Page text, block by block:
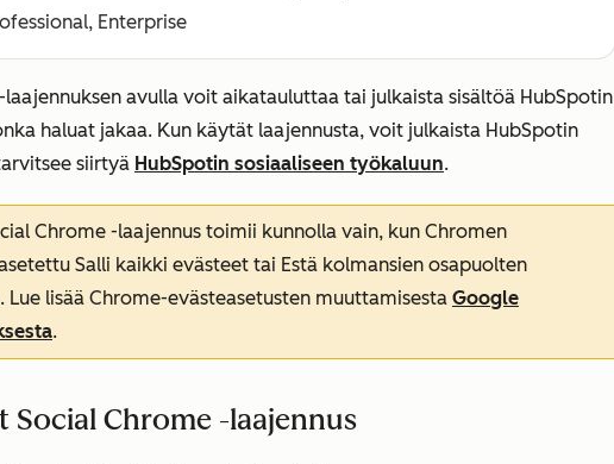
Enterprise
laajennuksen avulla voit aikatauluttaa tai julkaista sisältöä HubSpotin
haluat jakaa. Kun käytät laajennusta, voit julkaista HubSpotin
siirtyä HubSpotin sosiaaliseen työkaluun.
Chrome -laajennus toimii kunnolla vain, kun Chromen
Salli kaikki evästeet tai Estä kolmansien osapuolten
. Lue lisää Chrome-evästeasetusten muuttamisesta Google
.
Social Chrome -laajennus